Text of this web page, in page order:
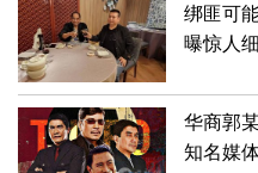
绑匪可
曝惊人细节 | 谁在散播“
华商郭
知名媒